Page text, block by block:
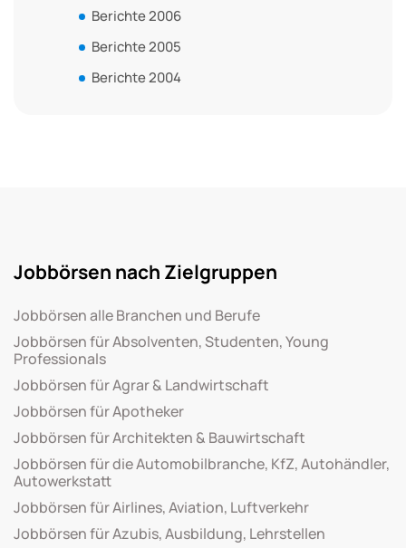
Berichte 2006
Berichte 2005
Berichte 2004
Jobbörsen nach Zielgruppen
Jobbörsen alle Branchen und Berufe
Jobbörsen für Absolventen, Studenten, Young
Professionals
Jobbörsen für Agrar & Landwirtschaft
Jobbörsen für Apotheker
Jobbörsen für Architekten & Bauwirtschaft
Jobbörsen für die Automobilbranche, KfZ, Autohändler,
Autowerkstatt
Jobbörsen für Airlines, Aviation, Luftverkehr
Jobbörsen für Azubis, Ausbildung, Lehrstellen